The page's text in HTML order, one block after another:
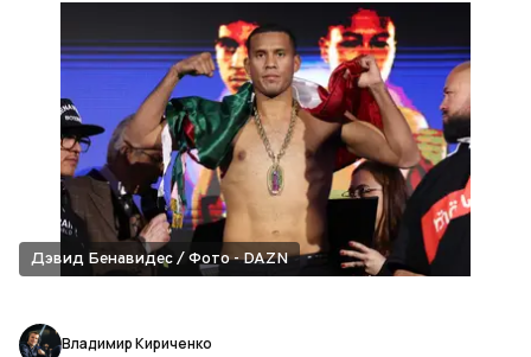
Дэвид Бенавидес / Фото - DAZN
Владимир Кириченко